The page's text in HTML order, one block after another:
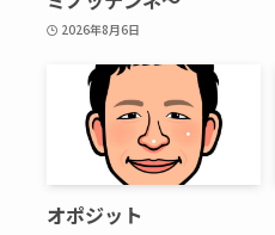
2026年8月6日
オポジット